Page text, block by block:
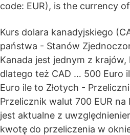
code: EUR), is the currency
Kurs dolara kanadyjskiego
państwa - Stanów
Kanada jest jednym z
dlatego też CAD … 500 Euro
Euro ile to Złotych -
Przelicznik walut 700 EUR
jest aktualne z
kwotę do przeliczenia w